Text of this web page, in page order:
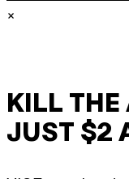
×
KILL THE
JUST $2